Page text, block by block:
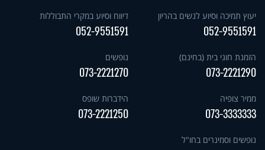
יעוץ תמיכה וסיוע לנשים בהריון
052-9551591
דיווח וסיוע במקרי התבוללות
052-9551591
הזמנת חוגי בית (בחינם)
073-2221290
נופשים
073-2221270
ממיר צופיה
073-3333333
הידברות שופס
073-2221250
נופשים וסמינרים בחו"ל